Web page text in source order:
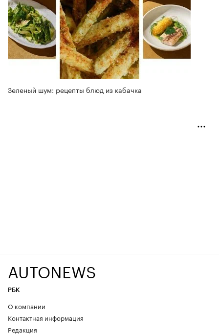
Зеленый шум: рецепты блюд из кабачка
AUTONEWS
РБК
О компании
Контактная информация
Редакция